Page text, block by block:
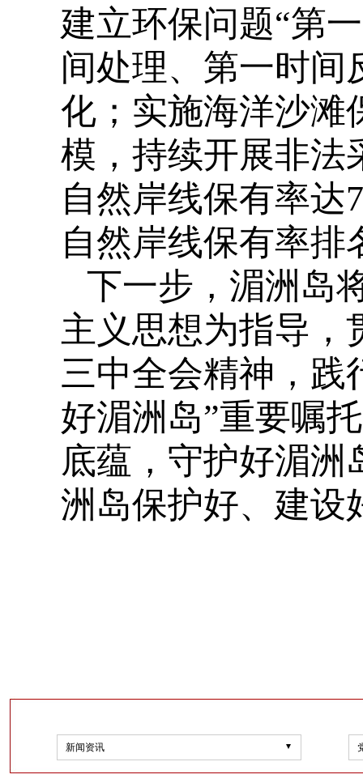
建立环保问题“第
间处理、第一时间
化；实施海洋沙滩
模，持续开展非法
自然岸线保有率达
自然岸线保有率排
下一步，湄洲岛
主义思想为指导，
三中全会精神，
好湄洲岛”重要嘱
底蕴，守护好湄洲
洲岛保护好、建设
新闻资讯